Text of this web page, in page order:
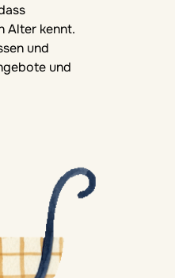
Alter kennt.
und
und